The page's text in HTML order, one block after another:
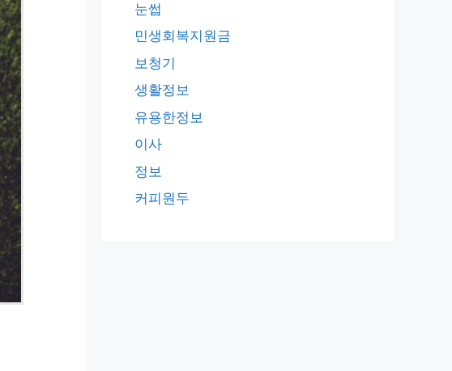
눈썹
민생회복지원금
보청기
생활정보
유용한정보
이사
정보
커피원두